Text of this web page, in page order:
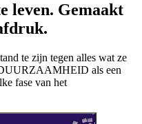
leven. Gemaakt
te zijn tegen alles wat ze
als een
fase van het